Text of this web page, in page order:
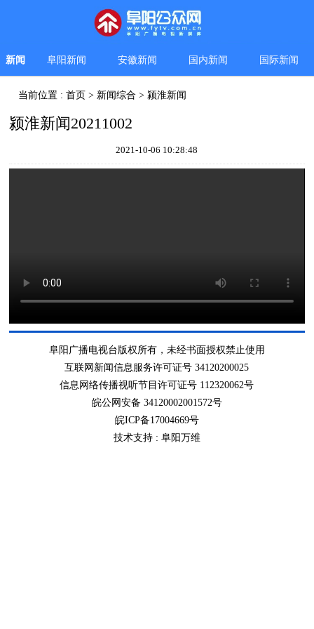
新闻 阜阳新闻 安徽新闻 国内新闻 国际新闻
当前位置 :首页 > 新闻综合 >颍淮新闻
颍淮新闻20211002
2021-10-06 10:28:48
阜阳广播电视台版权所有，未经书面授权禁止使用
互联网新闻信息服务许可证号 34120200025
信息网络传播视听节目许可证号 112320062号
皖公网安备 34120002001572号
皖ICP备17004669号
技术支持 : 阜阳万维